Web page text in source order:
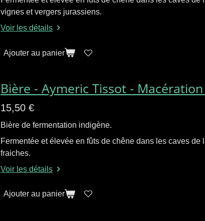
vignes et vergers jurassiens.
Voir les détails
Ajouter au panier
Bière - Aymeric Tissot -
15,50 €
Bière de fermentation indigène.
Fermentée et élevée en fûts de chêne dans les caves
fraiches.
Voir les détails
Ajouter au panier